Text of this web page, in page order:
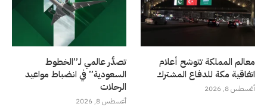
معالم المملكة تتوشح أعلام
اتفاقية مكة للدفاع المشترك
أغسطس 8, 2026
تصدُّر عالمي لـ”الخطوط
السعودية” في انضباط مواعيد
الرحلات
أغسطس 8, 2026